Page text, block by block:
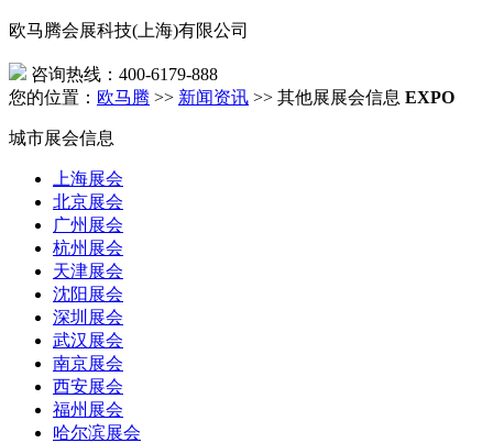
欧马腾会展科技(上海)有限公司
咨询热线：400-6179-888
您的位置： 欧马腾 >> 新闻资讯 >> 其他展展会信息 EXPO
城市展会信息
上海展会
北京展会
广州展会
杭州展会
天津展会
沈阳展会
深圳展会
武汉展会
南京展会
西安展会
福州展会
哈尔滨展会